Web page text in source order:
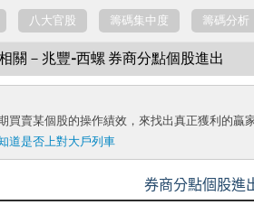
八大官股 籌碼集中度 籌碼分析
關－兆豐-西螺 券商分點個股進出
買賣某個股的操作績效，來找出真正獲利的
道是否上對大戶列車
券商分點個股進